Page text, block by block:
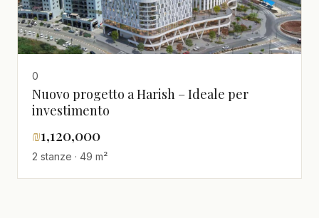
0
Nuovo progetto a Harish – Ideale per
investimento
₪1,120,000
2 stanze · 49 m²